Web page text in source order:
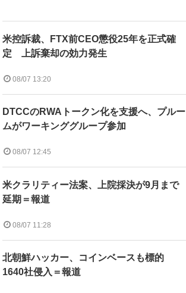
米控訴裁、FTX前CEO懲役25年を正式確
定 上訴棄却の効力発生
08/07 13:20
DTCCのRWAトークン化を支援へ、プルー
ムがワーキンググループ参加
08/07 12:45
米クラリティー法案、上院採決が9月まで
延期＝報道
08/07 11:28
北朝鮮ハッカー、コインベースも標的
1640社侵入＝報道